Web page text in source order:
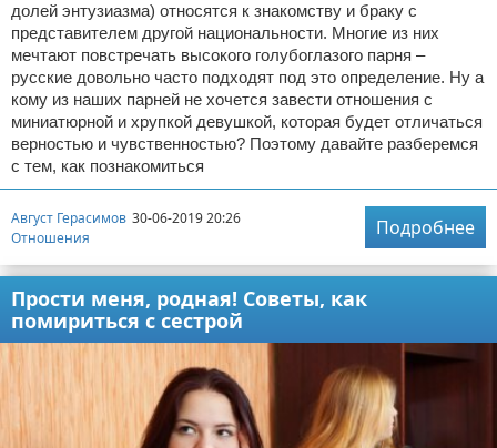
долей энтузиазма) относятся к знакомству и браку с
представителем другой национальности. Многие из них
мечтают повстречать высокого голубоглазого парня –
русские довольно часто подходят под это определение. Ну а
кому из наших парней не хочется завести отношения с
миниатюрной и хрупкой девушкой, которая будет отличаться
верностью и чувственностью? Поэтому давайте разберемся
с тем, как познакомиться
Август Герасимов 30-06-2019 20:26
Отношения
Подробнее
Прости меня, родная! Советы, как
помириться с сестрой